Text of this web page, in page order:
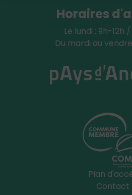
Horaires
Le lundi : 9h-12h
Du mardi au
Plan
Contact